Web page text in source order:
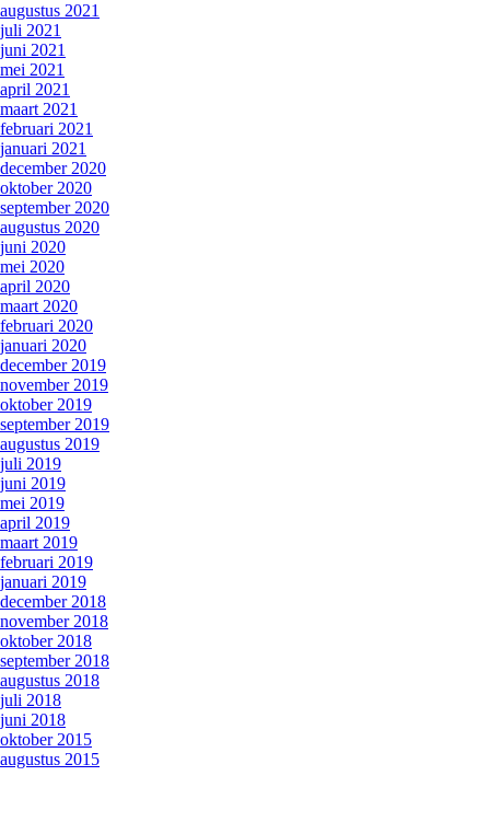
augustus 2021
juli 2021
juni 2021
mei 2021
april 2021
maart 2021
februari 2021
januari 2021
december 2020
oktober 2020
september 2020
augustus 2020
juni 2020
mei 2020
april 2020
maart 2020
februari 2020
januari 2020
december 2019
november 2019
oktober 2019
september 2019
augustus 2019
juli 2019
juni 2019
mei 2019
april 2019
maart 2019
februari 2019
januari 2019
december 2018
november 2018
oktober 2018
september 2018
augustus 2018
juli 2018
juni 2018
oktober 2015
augustus 2015